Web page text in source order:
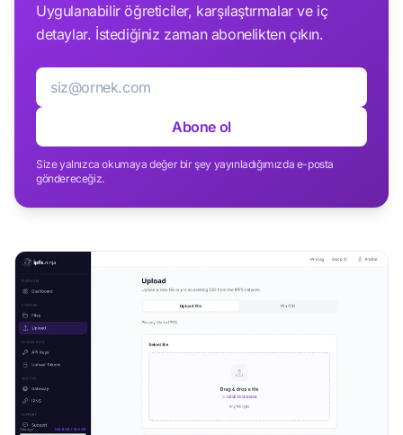
Uygulanabilir öğreticiler, karşılaştırmalar ve iç
detaylar. İstediğiniz zaman abonelikten çıkın.
E-posta
Abone ol
Size yalnızca okumaya değer bir şey yayınladığımızda e-posta
göndereceğiz.